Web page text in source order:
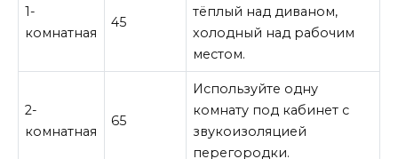
1-
комнатная
45
тёплый над диваном,
холодный над рабочим
местом.
2-
комнатная
65
Используйте одну
комнату под кабинет с
звукоизоляцией
перегородки.